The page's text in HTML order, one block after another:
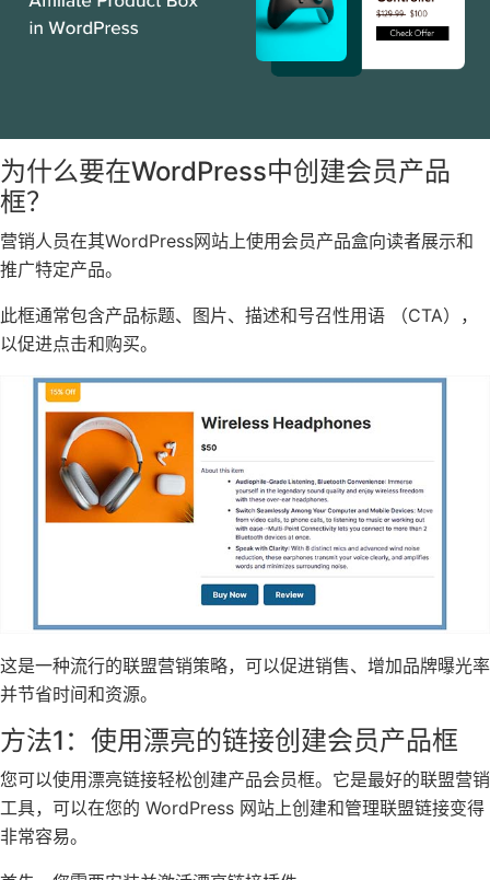
为什么要在WordPress中创建会员产品
框？
营销人员在其WordPress网站上使用会员产品盒向读者展示和
推广特定产品。
此框通常包含产品标题、图片、描述和号召性用语 （CTA），
以促进点击和购买。
这是一种流行的联盟营销策略，可以促进销售、增加品牌曝光率
并节省时间和资源。
方法1：使用漂亮的链接创建会员产品框
您可以使用漂亮链接轻松创建产品会员框。它是最好的联盟营销
工具，可以在您的 WordPress 网站上创建和管理联盟链接变得
非常容易。